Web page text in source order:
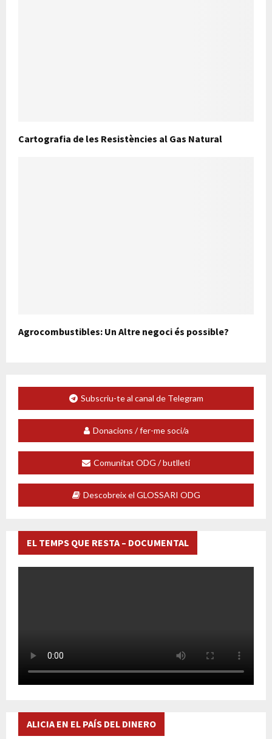
Cartografia de les Resistències al Gas Natural
Agrocombustibles: Un Altre negoci és possible?
Subscriu-te al canal de Telegram
Donacions / fer-me soci/a
Comunitat ODG / butlletí
Descobreix el GLOSSARI ODG
EL TEMPS QUE RESTA – DOCUMENTAL
ALICIA EN EL PAÍS DEL DINERO